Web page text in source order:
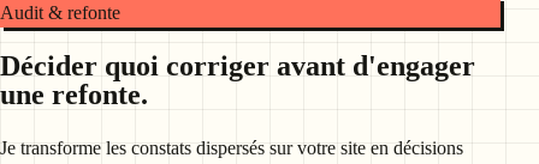
Audit & refonte
Décider quoi corriger avant d'engager
une refonte.
Je transforme les constats dispersés sur votre site en décisions